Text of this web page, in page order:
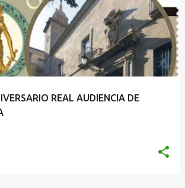
REAL AUDIENCIA DE